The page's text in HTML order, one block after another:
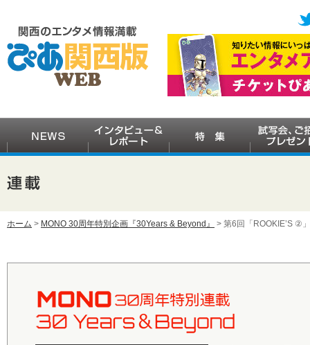
ホーム > MONO 30周年特別企画『30Years & Beyond』 > 第6回「ROOKIE’S ②